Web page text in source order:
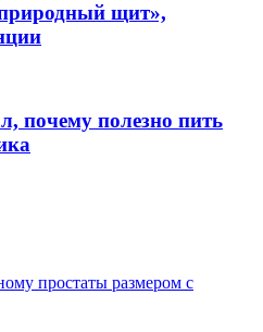
щит»,
почему полезно пить
простаты размером с